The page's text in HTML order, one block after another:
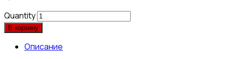
Quantity
В корзину
Описание